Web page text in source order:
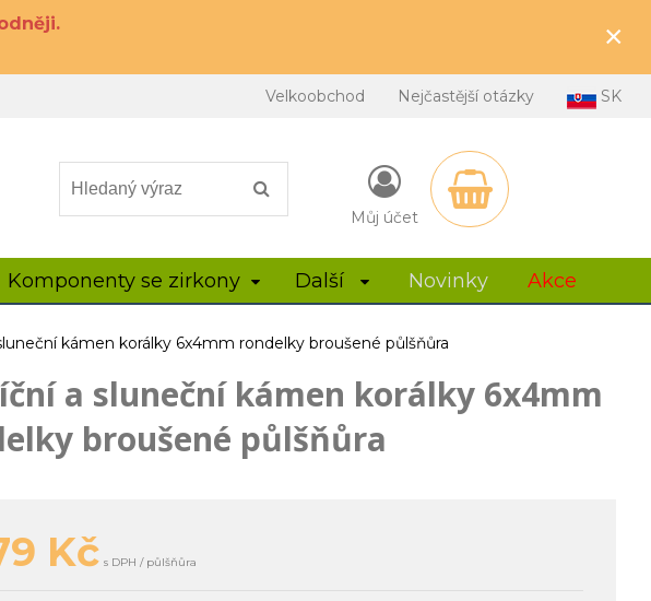
×
Velkoobchod Nejčastější otázky SK
Můj účet
Komponenty se zirkony Další Novinky Akce
kámen korálky 6x4mm rondelky broušené půlšňůra
a sluneční kámen korálky 6x4mm
broušené půlšňůra
Kč s DPH / půlšňůra